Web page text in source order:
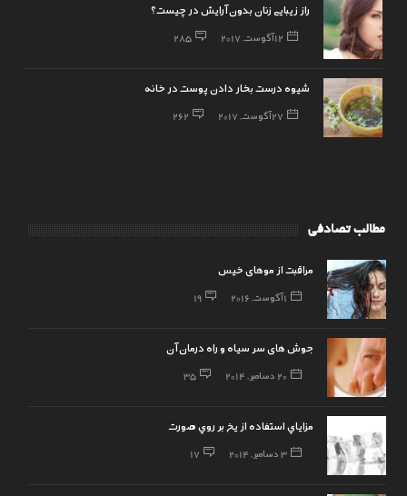
راز زیبایی زنان بدون آرایش در چیست؟
12 آگوست, 2017 285
شیوه درست بخار دادن پوست در خانه
27 آگوست, 2017 262
مطالب تصادفی
مراقبت از موهای خیس
1 آگوست, 2016 19
جوش های سر سیاه و راه درمان آن
20 دسامبر, 2014 35
مزاياي استفاده از يخ بر روي صورت
3 دسامبر, 2014 17